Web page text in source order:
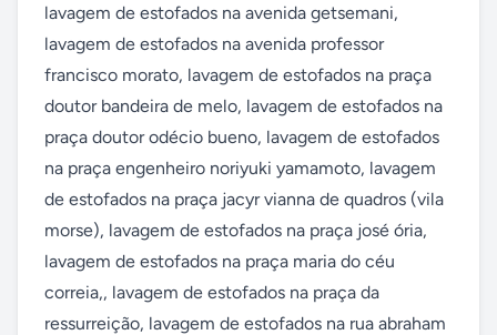
lavagem de estofados na avenida getsemani,
lavagem de estofados na avenida professor
francisco morato, lavagem de estofados na praça
doutor bandeira de melo, lavagem de estofados na
praça doutor odécio bueno, lavagem de estofados
na praça engenheiro noriyuki yamamoto, lavagem
de estofados na praça jacyr vianna de quadros (vila
morse), lavagem de estofados na praça josé ória,
lavagem de estofados na praça maria do céu
correia,, lavagem de estofados na praça da
ressurreição, lavagem de estofados na rua abraham